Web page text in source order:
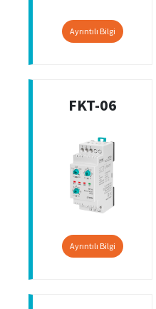
Ayrıntılı Bilgi
FKT-06
Ayrıntılı Bilgi